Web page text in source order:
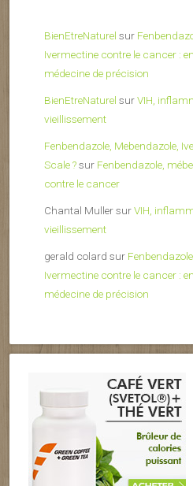
BienEtreNaturel sur
Ivermectine contre le cancer :
médecine de précision
BienEtreNaturel surVIH,
vieillissement
Fenbendazole, Mebendazole,
Scale ?sur Fenbendazole,
contre le cancer
Chantal MullersurVIH,
vieillissement
gerald colard sur
Ivermectine contre le cancer :
médecine de précision